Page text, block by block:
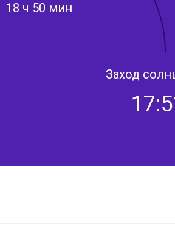
18 ч 50 мин
Заход